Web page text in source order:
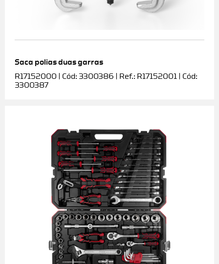
Saca polias duas garras
R17152000 | Cód: 3300386 | Ref.: R17152001 | Cód:
3300387